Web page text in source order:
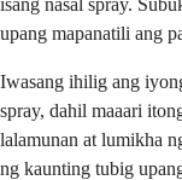
upang mapanatili ang
Iwasang ihilig ang
spray, dahil maaari
lalamunan at lumikha
ng kaunting tubig